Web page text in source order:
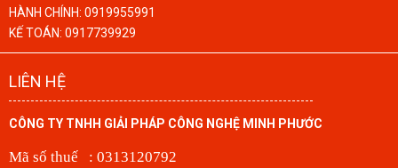
HÀNH CHÍNH: 0919955991
KẾ TOÁN: 0917739929
LIÊN HỆ
CÔNG TY TNHH GIẢI PHÁP CÔNG NGHỆ MINH PHƯỚC
Mã số thuế : 0313120792